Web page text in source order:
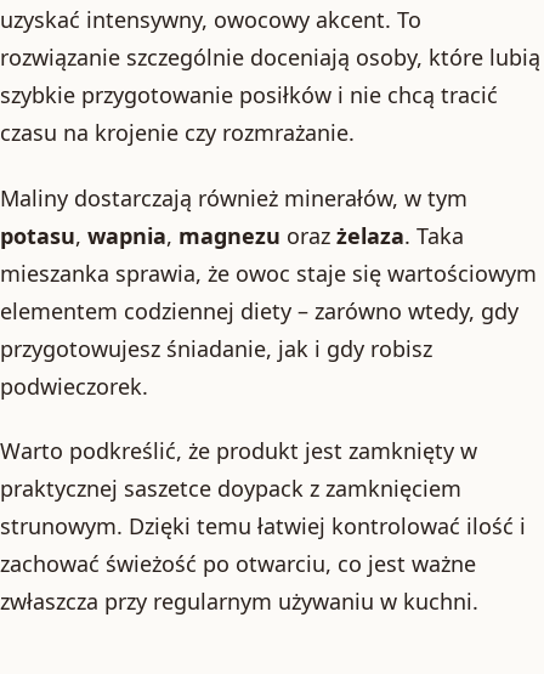
uzyskać intensywny, owocowy akcent. To
rozwiązanie szczególnie doceniają osoby, które lubią
szybkie przygotowanie posiłków i nie chcą tracić
czasu na krojenie czy rozmrażanie.
Maliny dostarczają również minerałów, w tym
potasu, wapnia, magnezu oraz żelaza. Taka
mieszanka sprawia, że owoc staje się wartościowym
elementem codziennej diety – zarówno wtedy, gdy
przygotowujesz śniadanie, jak i gdy robisz
podwieczorek.
Warto podkreślić, że produkt jest zamknięty w
praktycznej saszetce doypack z zamknięciem
strunowym. Dzięki temu łatwiej kontrolować ilość i
zachować świeżość po otwarciu, co jest ważne
zwłaszcza przy regularnym używaniu w kuchni.